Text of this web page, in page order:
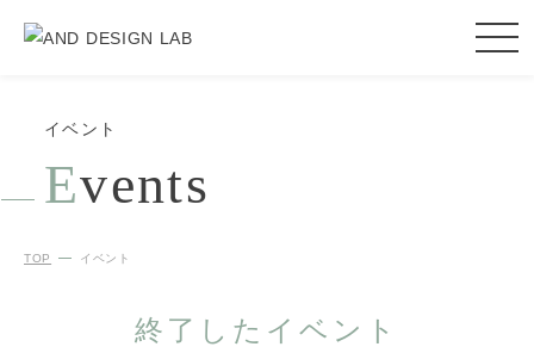
イベント
Events
TOP イベント
終了したイベント